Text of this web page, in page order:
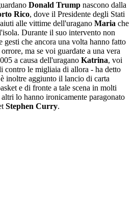
Donald Trump nascono dalla
Rico, dove il Presidente degli Stati
alle vittime dell'uragano Maria che
Durante il suo intervento non
gesti che ancora una volta hanno fatto
ma se voi guardate a una vera
a causa dell'uragano Katrina, voi
contro le migliaia di allora - ha detto
inoltre aggiunto il lancio di carta
e di fronte a tale scena in molti
lo hanno ironicamente paragonato
Stephen Curry.